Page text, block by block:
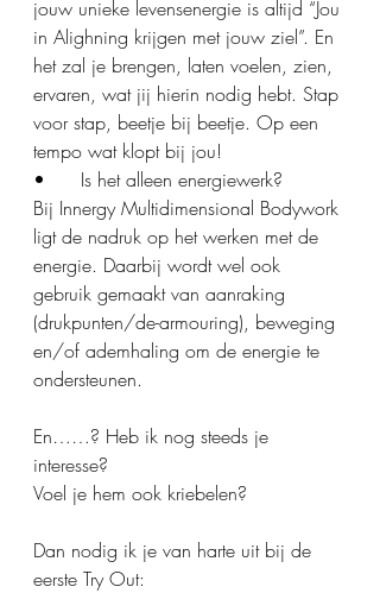
jouw unieke levensenergie is altijd “Jou
in Alighning krijgen met jouw ziel”. En
het zal je brengen, laten voelen, zien,
ervaren, wat jij hierin nodig hebt. Stap
voor stap, beetje bij beetje. Op een
tempo wat klopt bij jou!
•	Is het alleen energiewerk?
Bij Innergy Multidimensional Bodywork
ligt de nadruk op het werken met de
energie. Daarbij wordt wel ook
gebruik gemaakt van aanraking
(drukpunten/de-armouring), beweging
en/of ademhaling om de energie te
ondersteunen.
En……? Heb ik nog steeds je
interesse?
Voel je hem ook kriebelen?
Dan nodig ik je van harte uit bij de
eerste Try Out: